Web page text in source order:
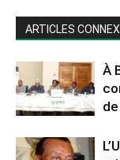
ARTICLES
À